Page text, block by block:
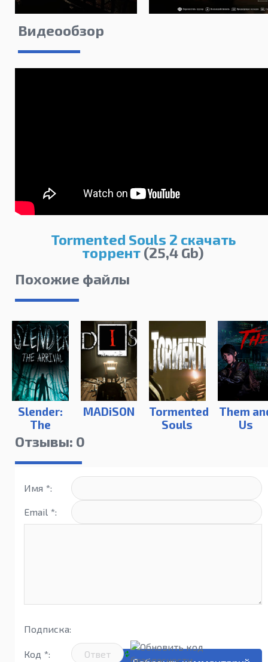
Видеообзор
Tormented Souls 2 скачать
торрент (25,4 Gb)
Похожие файлы
Slender:
The
Arrival
2023
MADiSON
Tormented
Souls
Them
Us
Отзывы: 0
Имя *:
Email *:
Подписка:
Код *: